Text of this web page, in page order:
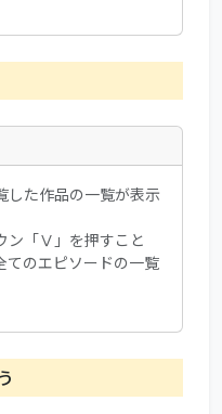
した作品の一覧が表示
ン「Ⅴ」を押すこと
てのエピソードの一覧